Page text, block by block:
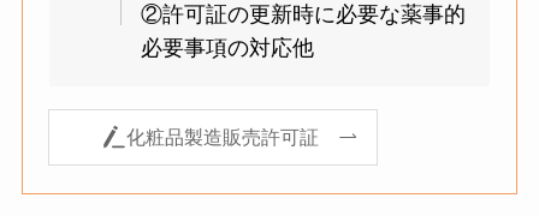
②許可証の更新時に必要な薬事的
必要事項の対応他
化粧品製造販売許可証